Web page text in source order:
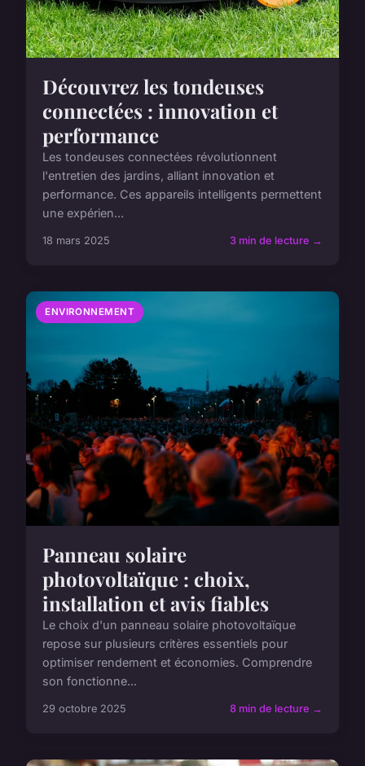
Découvrez les tondeuses
connectées : innovation et
performance
Les tondeuses connectées révolutionnent
l'entretien des jardins, alliant innovation et
performance. Ces appareils intelligents permettent
une expérien...
18 mars 2025 3 min de lecture →
ENVIRONNEMENT
Panneau solaire
photovoltaïque : choix,
installation et avis fiables
Le choix d'un panneau solaire photovoltaïque
repose sur plusieurs critères essentiels pour
optimiser rendement et économies. Comprendre
son fonctionne...
29 octobre 2025 8 min de lecture →